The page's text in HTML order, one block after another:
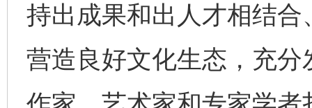
持出成果和出人才相结
营造良好文化生态，充